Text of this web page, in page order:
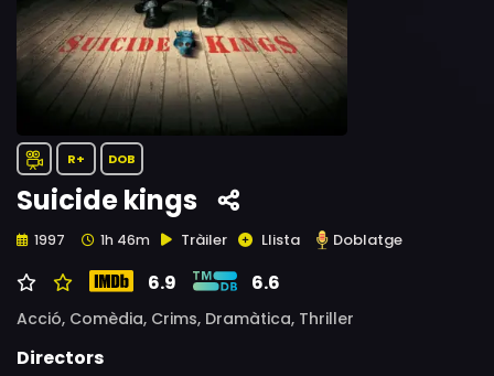
R+ DOB
Suicide kings
1997 1h 46m Tràiler Llista Doblatge
6.9 6.6
Acció, Comèdia, Crims, Dramàtica, Thriller
Directors